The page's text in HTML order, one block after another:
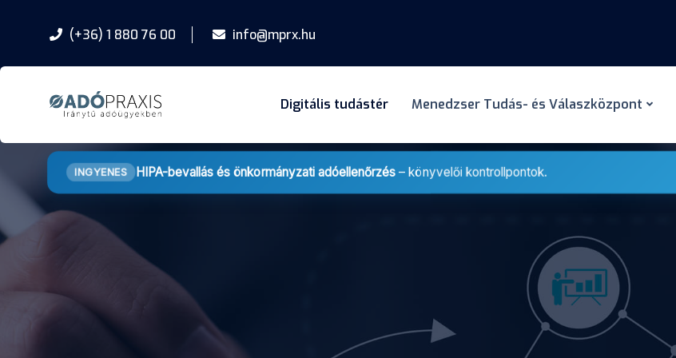
(+36) 1 880 76 00 info@mprx.hu
Digitális tudástér Menedzser Tudás- és Válaszközpont
INGYENES HIPA-bevallás és önkormányzati adóellenőrzés – könyvelői kontrollpontok.